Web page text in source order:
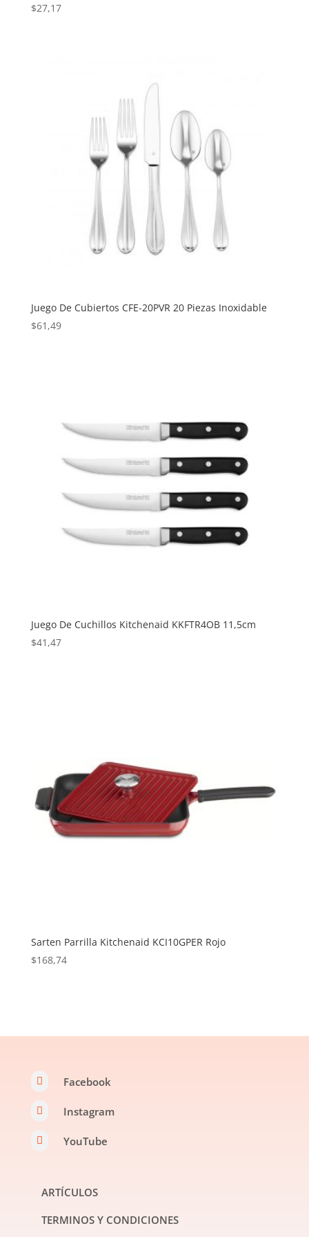
$27,17
Juego De Cubiertos CFE-20PVR 20 Piezas Inoxidable
$61,49
Juego De Cuchillos Kitchenaid KKFTR4OB 11,5cm
$41,47
Sarten Parrilla Kitchenaid KCI10GPER Rojo
$168,74
 Facebook
 Instagram
 YouTube
ARTÍCULOS
TERMINOS Y CONDICIONES